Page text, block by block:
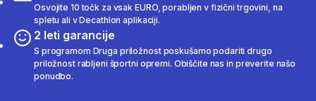
Osvojite 10 točk za vsak EURO, porabljen v fizični trgovini, na
spletu ali v Decathlon aplikaciji.
2 leti garancije
S programom Druga priložnost poskušamo podariti drugo
priložnost rabljeni športni opremi. Obiščite nas in preverite našo
ponudbo.